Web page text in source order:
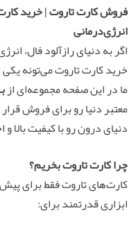
فروش کارت تاروت | خرید
انرژی‌درمانی
اگر به دنیای رازآلود فال،
خرید کارت تاروت می‌تونه
ما در این صفحه مجموعه‌ای از
معتبر دنیا رو برای فروش
دنیای درون رو با کیفیت
چرا کارت تاروت بخریم؟
کارت‌های تاروت فقط برای
ابزاری قدرتمند برای: